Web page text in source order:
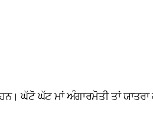
ਘੱਟੋ ਘੱਟ ਮਾਂ ਅੰਗਾਰਮੋਤੀ ਤਾਂ ਯਾਤਰਾ